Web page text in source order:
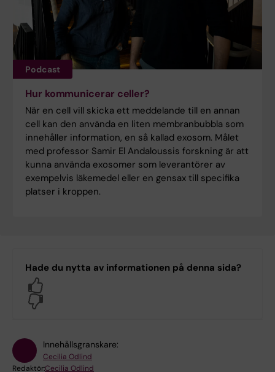
Podcast
Hur kommunicerar celler?
När en cell vill skicka ett meddelande till en annan
cell kan den använda en liten membranbubbla som
innehåller information, en så kallad exosom. Målet
med professor Samir El Andaloussis forskning är att
kunna använda exosomer som leverantörer av
exempelvis läkemedel eller en gensax till specifika
platser i kroppen.
Hade du nytta av informationen på denna sida?
Innehållsgranskare:
Cecilia Odlind
Redaktör:Cecilia Odlind